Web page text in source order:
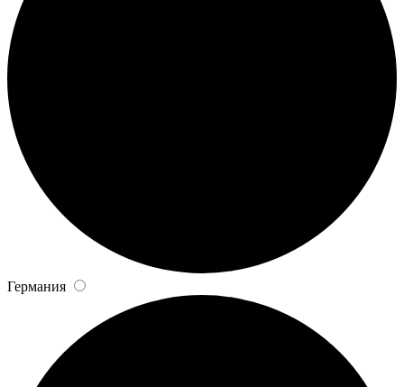
Германия